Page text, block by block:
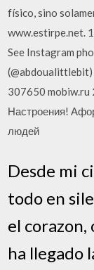
físico, sino
www.estirpe.net.
See Instagram
307650 mobiw.ru
Настроения!
людей
Desde mi
todo en
el corazon,
ha llegado